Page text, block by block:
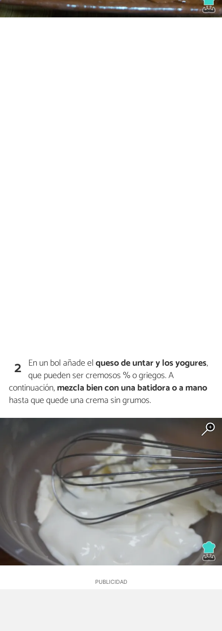
2 En un bol añade elqueso de untar y los yogures,
que pueden ser cremosos % o griegos. A
continuación,mezcla bien con una batidora o a mano
hasta que quede una crema sin grumos.